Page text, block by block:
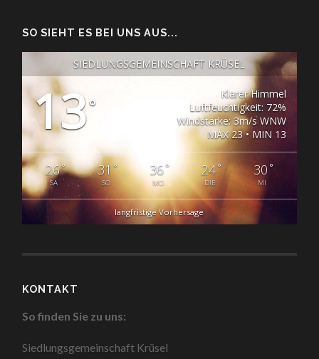
SO SIEHT ES BEI UNS AUS...
SIEDLUNGSGEMEINSCHAFT KRÜSEL
13°
Klarer Himmel
Luftfeuchtigkeit: 72%
Windstärke: 3m/s WNW
MAX 23 • MIN 13
26°
SA
31°
SO
36°
MO
24°
DIE
30 °
MI
langfristige Vorhersage
KONTAKT
So finden Sie zu uns:
Siedlungsgemeinschaft Krüsel